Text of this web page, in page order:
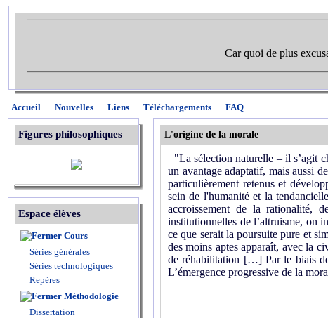
Car quoi de plus
Accueil Nouvelles Liens Téléchargements FAQ
Figures philosophiques
Espace élèves
Cours
Séries générales
Séries technologiques
Repères
Méthodologie
Dissertation
L'origine de la morale
"La sélection naturelle – il s’agit
un avantage adaptatif, mais aussi
particulièrement retenus et
sein de l'humanité et la
accroissement de la rationalité,
institutionnelles de l’altruisme, on
ce que serait la poursuite pure et
des moins aptes apparaît, avec la
de réhabilitation […] Par le biais
L’émergence progressive de la